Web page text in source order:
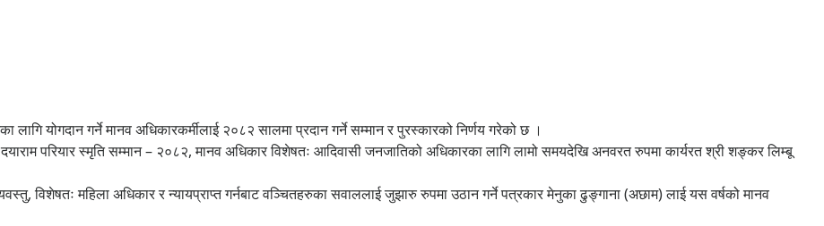
योगदान गर्ने मानव अधिकारकर्मीलाई २०८२ सालमा प्रदान गर्ने सम्मान र पुरस्कारको निर्णय गरेको छ ।
दयाराम परियार स्मृति सम्मान – २०८२, मानव अधिकार विशेषतः आदिवासी जनजातिको अधिकारका लागि लामो समयदेखि अनवरत रुपमा कार्यरत श्री शङ्कर लिम्बू
विशेषतः महिला अधिकार र न्यायप्राप्त गर्नबाट वञ्चितहरुका सवाललाई जुझारु रुपमा उठान गर्ने पत्रकार मेनुका ढुङ्गाना (अछाम) लाई यस वर्षको मानव